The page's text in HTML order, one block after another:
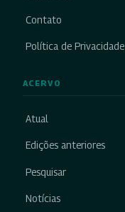
Contato
Política de Privacidade
ACERVO
Atual
Edições anteriores
Pesquisar
Notícias